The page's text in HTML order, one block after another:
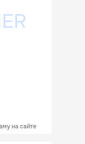
на сайте